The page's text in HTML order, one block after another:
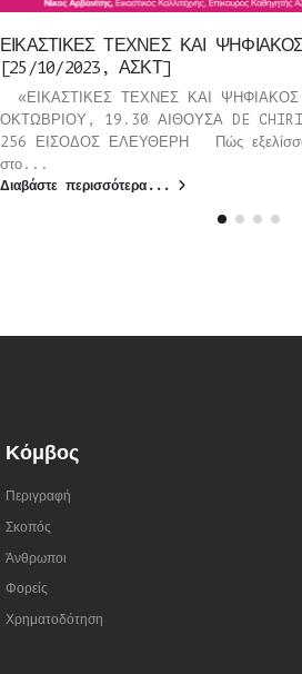
ΕΙΚΑΣΤΙΚΕΣ ΤΕΧΝΕΣ ΚΑΙ
[25/10/2023, ΑΣΚΤ]
«ΕΙΚΑΣΤΙΚΕΣ ΤΕΧΝΕΣ ΚΑΙ
ΟΚΤΩΒΡΙΟΥ, 19.30 ΑΙΘΟΥΣΑ DE
256 ΕΙΣΟΔΟΣ ΕΛΕΥΘΕΡΗ Πώς
στο...
Διαβάστε περισσότερα...
Κόμβος
Περιγραφή
Σκοπός
Άνθρωποι
Φορείς
Χρηματοδότηση